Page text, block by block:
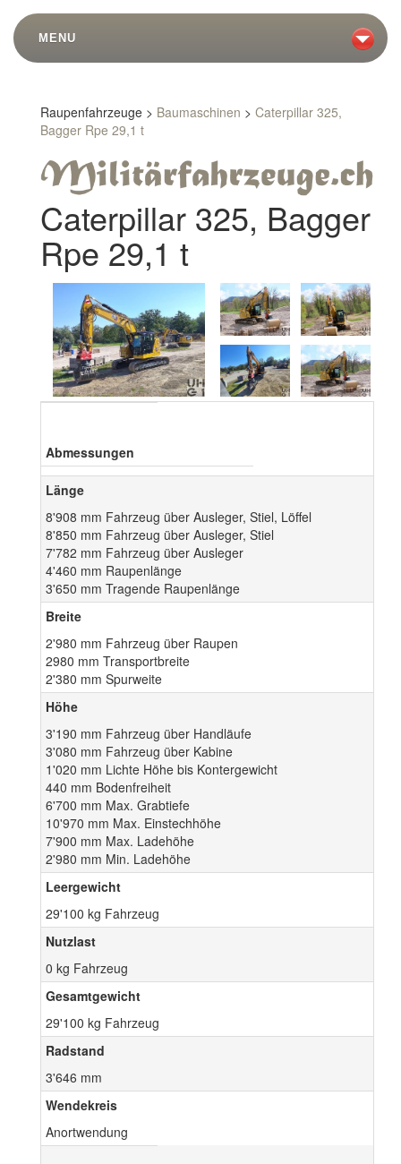
MENU
Raupenfahrzeuge > Baumaschinen > Caterpillar 325,
Bagger Rpe 29,1 t
Caterpillar 325, Bagger
Rpe 29,1 t
Abmessungen
Länge
8'908 mm Fahrzeug über Ausleger, Stiel, Löffel
8'850 mm Fahrzeug über Ausleger, Stiel
7'782 mm Fahrzeug über Ausleger
4'460 mm Raupenlänge
3'650 mm Tragende Raupenlänge
Breite
2'980 mm Fahrzeug über Raupen
2980 mm Transportbreite
2'380 mm Spurweite
Höhe
3'190 mm Fahrzeug über Handläufe
3'080 mm Fahrzeug über Kabine
1'020 mm Lichte Höhe bis Kontergewicht
440 mm Bodenfreiheit
6'700 mm Max. Grabtiefe
10'970 mm Max. Einstechhöhe
7'900 mm Max. Ladehöhe
2'980 mm Min. Ladehöhe
Leergewicht
29'100 kg Fahrzeug
Nutzlast
0 kg Fahrzeug
Gesamtgewicht
29'100 kg Fahrzeug
Radstand
3'646 mm
Wendekreis
Anortwendung